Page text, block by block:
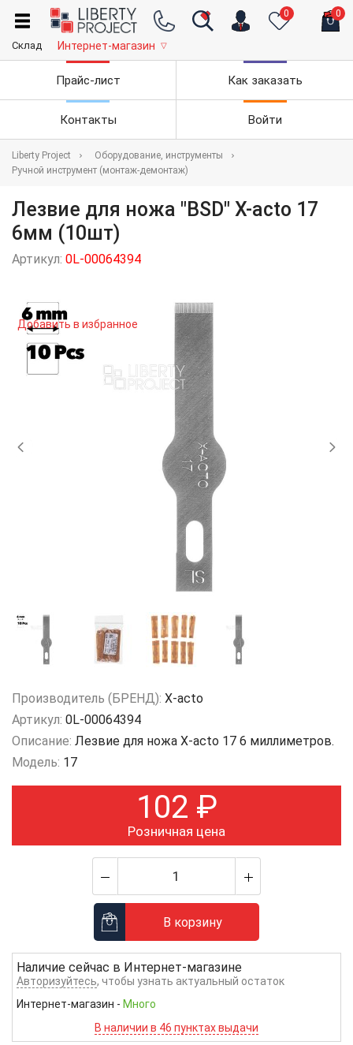
0 0
Склад Интернет-магазин ▽
Прайс-лист Как заказать
Контакты Войти
Liberty Project
Оборудование, инструменты
Ручной инструмент (монтаж-демонтаж)
Лезвие для ножа "BSD" X-acto 17
6мм (10шт)
Артикул: 0L-00064394
Добавить в избранное
Производитель (БРЕНД): X-acto
Артикул: 0L-00064394
Описание: Лезвие для ножа X-acto 17 6 миллиметров.
Модель: 17
102 ₽
Розничная цена
В корзину
Наличие сейчас в Интернет-магазине
Авторизуйтесь, чтобы узнать актуальный остаток
Интернет-магазин - Много
В наличии в 46 пунктах выдачи